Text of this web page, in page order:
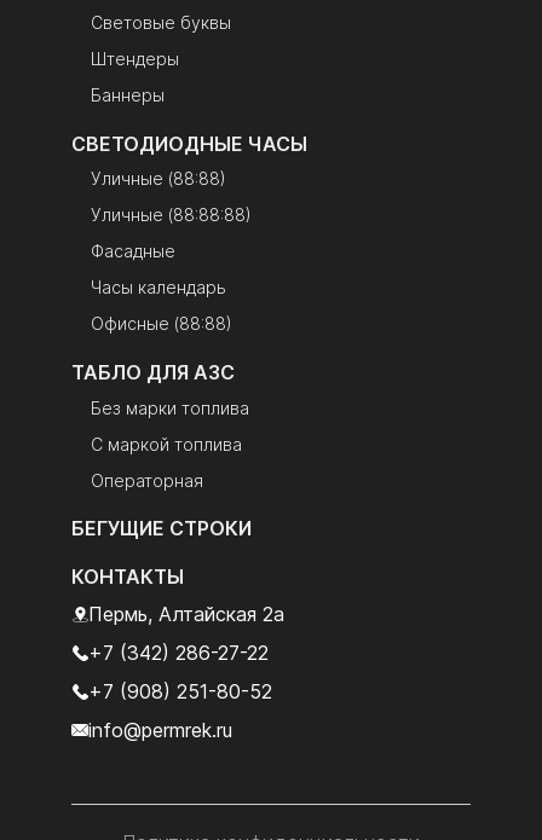
Световые буквы
Штендеры
Баннеры
СВЕТОДИОДНЫЕ ЧАСЫ
Уличные (88:88)
Уличные (88:88:88)
Фасадные
Часы календарь
Офисные (88:88)
ТАБЛО ДЛЯ АЗС
Без марки топлива
С маркой топлива
Операторная
БЕГУЩИЕ СТРОКИ
КОНТАКТЫ
Пермь, Алтайская 2а
+7 (342) 286-27-22
+7 (908) 251-80-52
info@permrek.ru